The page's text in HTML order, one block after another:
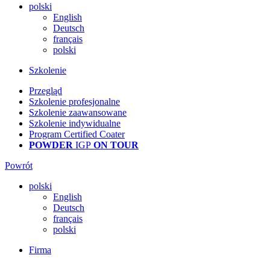
polski
English
Deutsch
français
polski
Szkolenie
Przegląd
Szkolenie profesjonalne
Szkolenie zaawansowane
Szkolenie indywidualne
Program Certified Coater
POWDER IGP ON TOUR
Powrót
polski
English
Deutsch
français
polski
Firma